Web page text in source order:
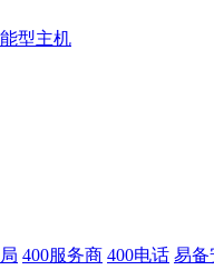
型主机
400服务商 400电话 易备